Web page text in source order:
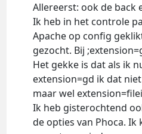
Allereerst: ook de back
Ik heb in het controle
Apache op config
gezocht. Bij
Het gekke is dat als ik
extension=gd ik dat
maar wel
Ik heb gisterochtend
de opties van Phoca. Ik